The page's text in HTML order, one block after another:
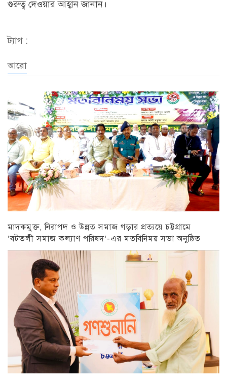
গুরুত্ব দেওয়ার আহ্বান জানান।
ট্যাগ :
আরো
মাদকমুক্ত, নিরাপদ ও উন্নত সমাজ গড়ার প্রত্যয়ে চট্টগ্রামে
‘বটতলী সমাজ কল্যাণ পরিষদ’-এর মতবিনিময় সভা অনুষ্ঠিত
চট্টগ্রাম